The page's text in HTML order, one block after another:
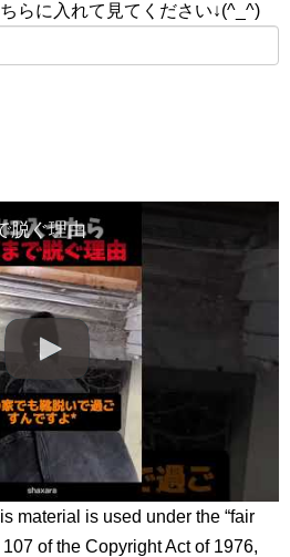
らに入れて見てください↓(^_^)
脱ぐ理由
material is used under the “fair
of the Copyright Act of 1976,